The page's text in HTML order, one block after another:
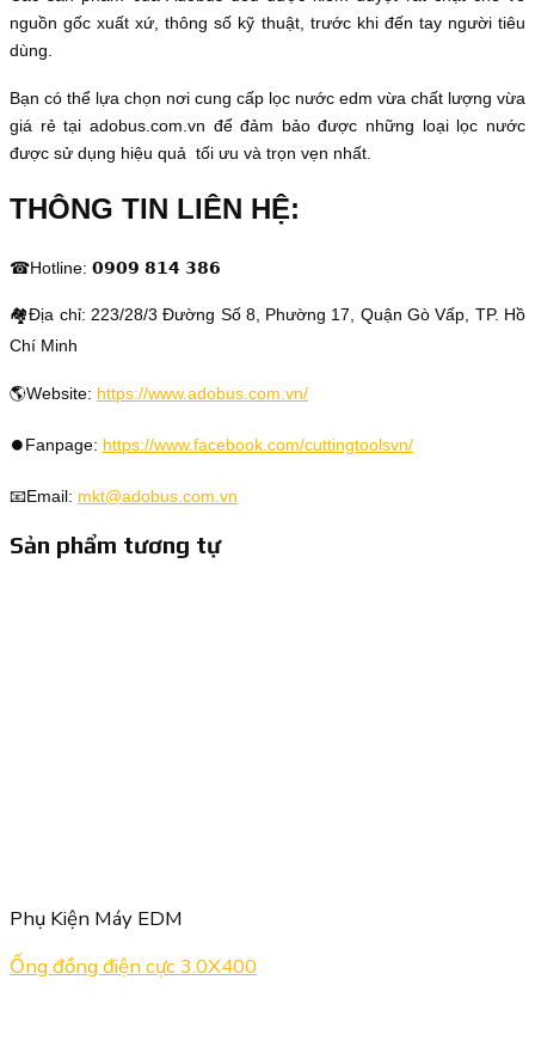
nguồn gốc xuất xứ, thông số kỹ thuật, trước khi đến tay người tiêu
dùng.
Bạn có thể lựa chọn nơi cung cấp lọc nước edm vừa chất lượng vừa
giá rẻ tại adobus.com.vn để đảm bảo được những loại lọc nước
được sử dụng hiệu quả tối ưu và trọn vẹn nhất.
THÔNG TIN LIÊN HỆ:
☎Hotline: 𝟬𝟵𝟬𝟵 𝟴𝟭𝟰 𝟯𝟴𝟲
🏘Địa chỉ: 223/28/3 Đường Số 8, Phường 17, Quận Gò Vấp, TP. Hồ
Chí Minh
🌎Website: https://www.adobus.com.vn/
⏺️Fanpage: https://www.facebook.com/cuttingtoolsvn/
📧Email: mkt@adobus.com.vn
Sản phẩm tương tự
Phụ Kiện Máy EDM
Ống đồng điện cực 3.0X400